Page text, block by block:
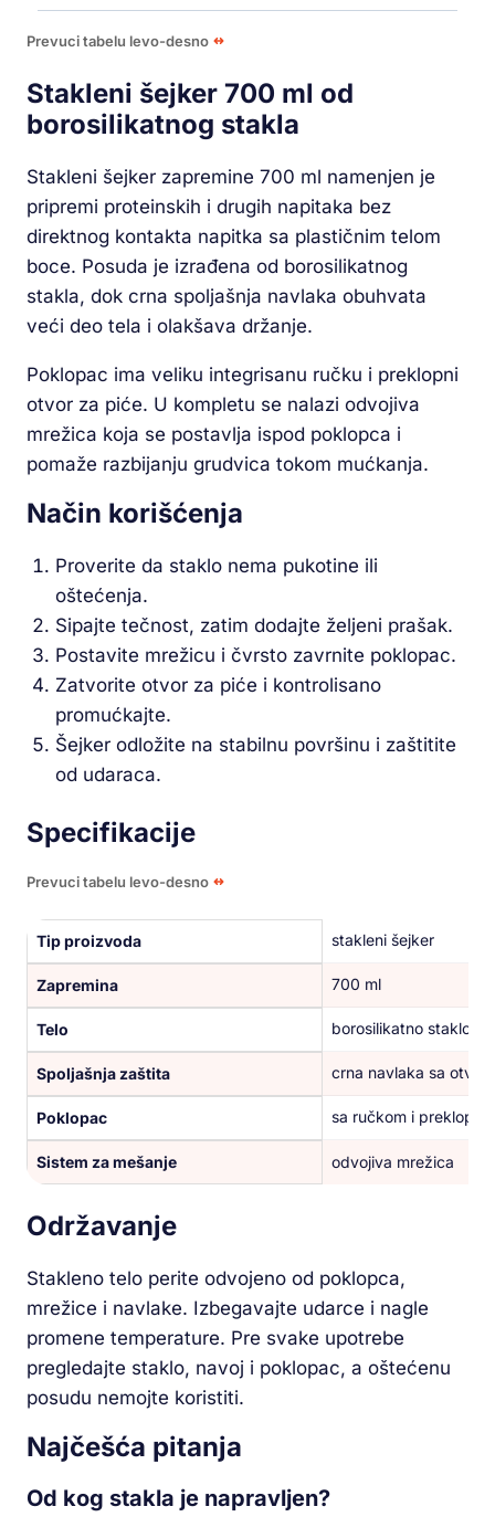
Prevuci tabelu levo-desno
Stakleni šejker 700 ml od
borosilikatnog stakla
Stakleni šejker zapremine 700 ml namenjen je
pripremi proteinskih i drugih napitaka bez
direktnog kontakta napitka sa plastičnim telom
boce. Posuda je izrađena od borosilikatnog
stakla, dok crna spoljašnja navlaka obuhvata
veći deo tela i olakšava držanje.
Poklopac ima veliku integrisanu ručku i preklopni
otvor za piće. U kompletu se nalazi odvojiva
mrežica koja se postavlja ispod poklopca i
pomaže razbijanju grudvica tokom mućkanja.
Način korišćenja
Proverite da staklo nema pukotine ili
oštećenja.
Sipajte tečnost, zatim dodajte željeni prašak.
Postavite mrežicu i čvrsto zavrnite poklopac.
Zatvorite otvor za piće i kontrolisano
promućkajte.
Šejker odložite na stabilnu površinu i zaštitite
od udaraca.
Specifikacije
Prevuci tabelu levo-desno
Tip proizvoda stakleni šejker
Zapremina 700 ml
Telo borosilikatno staklo
Spoljašnja zaštita crna navlaka sa
Poklopac sa ručkom i
Sistem za mešanje odvojiva mrežica
Održavanje
Stakleno telo perite odvojeno od poklopca,
mrežice i navlake. Izbegavajte udarce i nagle
promene temperature. Pre svake upotrebe
pregledajte staklo, navoj i poklopac, a oštećenu
posudu nemojte koristiti.
Najčešća pitanja
Od kog stakla je napravljen?